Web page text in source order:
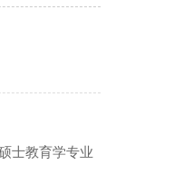
士教育学专业